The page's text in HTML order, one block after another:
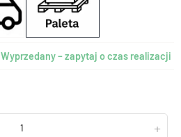
Wyprzedany – zapytaj o czas realizacji
+